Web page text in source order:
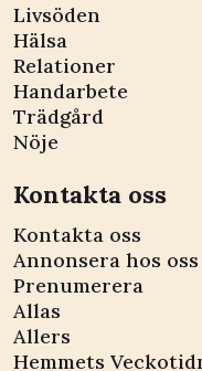
Livsöden
Hälsa
Relationer
Handarbete
Trädgård
Nöje
Kontakta oss
Kontakta oss
Annonsera hos oss
Prenumerera
Allas
Allers
Hemmets